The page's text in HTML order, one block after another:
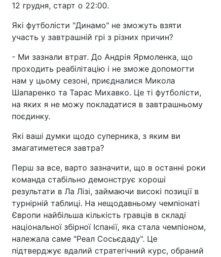
12 грудня, старт о 22:00.
Які футболісти "Динамо" не зможуть взяти
участь у завтрашній грі з різних причин?
- Ми зазнали втрат. До Андрія Ярмоленка, що
проходить реабілітацію і не зможе допомогти
нам у цьому сезоні, приєдналися Микола
Шапаренко та Тарас Михавко. Це ті футболісти,
на яких я не можу покладатися в завтрашньому
поєдинку.
Які ваші думки щодо суперника, з яким ви
змагатиметеся завтра?
Перш за все, варто зазначити, що в останні роки
команда стабільно демонструє хороші
результати в Ла Лізі, займаючи високі позиції в
турнірній таблиці. На нещодавньому чемпіонаті
Європи найбільша кількість гравців в складі
національної збірної Іспанії, яка стала чемпіоном,
належала саме "Реал Сосьєдаду". Це
підтверджує вдалий стратегічний курс, обраний